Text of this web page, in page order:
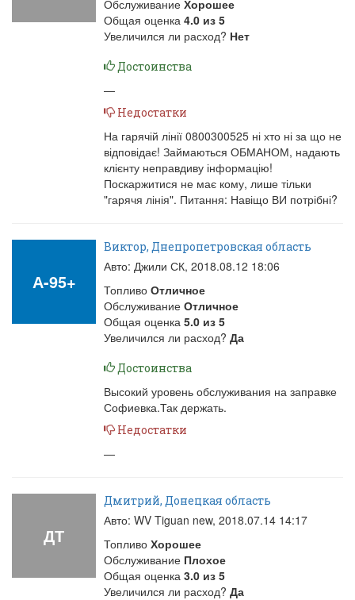
Обслуживание Хорошее
Общая оценка 4.0 из 5
Увеличился ли расход? Нет
Достоинства
—
Недостатки
На гарячій лінії 0800300525 ні хто ні за що не
відповідає! Займаються ОБМАНОМ, надають
клієнту неправдиву інформацію!
Поскаржитися не має кому, лише тільки
"гарячя лінія". Питання: Навіщо ВИ потрібні?
А-95+
Виктор, Днепропетровская область
Авто: Джили СК, 2018.08.12 18:06
Топливо Отличное
Обслуживание Отличное
Общая оценка 5.0 из 5
Увеличился ли расход? Да
Достоинства
Высокий уровень обслуживания на заправке
Софиевка.Так держать.
Недостатки
—
ДТ
Дмитрий, Донецкая область
Авто: WV Tiguan new, 2018.07.14 14:17
Топливо Хорошее
Обслуживание Плохое
Общая оценка 3.0 из 5
Увеличился ли расход? Да